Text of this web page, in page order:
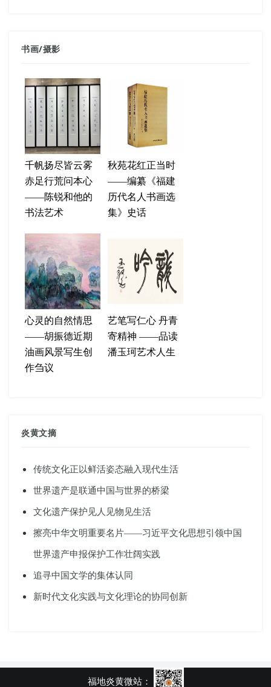
书画/摄影
千帆扬尽皆云雾
赤足行荒问本心
——陈锐和他的
书法艺术
秋苑花红正当时
——编纂《福建
历代名人书画选
集》史话
心灵的自然情思
——胡振德近期
油画风景写生创
作刍议
艺笔写仁心 丹青
寄精神 ——品读
潘玉珂艺术人生
炎黄文摘
传统文化正以鲜活姿态融入现代生活
世界遗产是联通中国与世界的桥梁
文化遗产保护见人见物见生活
擦亮中华文明重要名片——习近平文化思想引领中国
世界遗产申报保护工作壮阔实践
追寻中国文学的集体认同
新时代文化实践与文化理论的协同创新
福地炎黄微站：